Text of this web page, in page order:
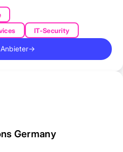
IT-Security
→
Germany